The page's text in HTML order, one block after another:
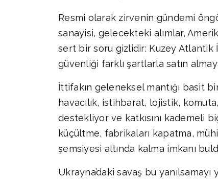
Resmi olarak zirvenin gündemi
sanayisi, gelecekteki alımlar,
sert bir soru gizlidir: Kuzey Atlantik
güvenliği farklı şartlarla satın
İttifakın geleneksel mantığı basit
havacılık, istihbarat, lojistik,
destekliyor ve katkısını kademeli
küçültme, fabrikaları kapatma,
şemsiyesi altında kalma imkanı
Ukrayna’daki savaş bu